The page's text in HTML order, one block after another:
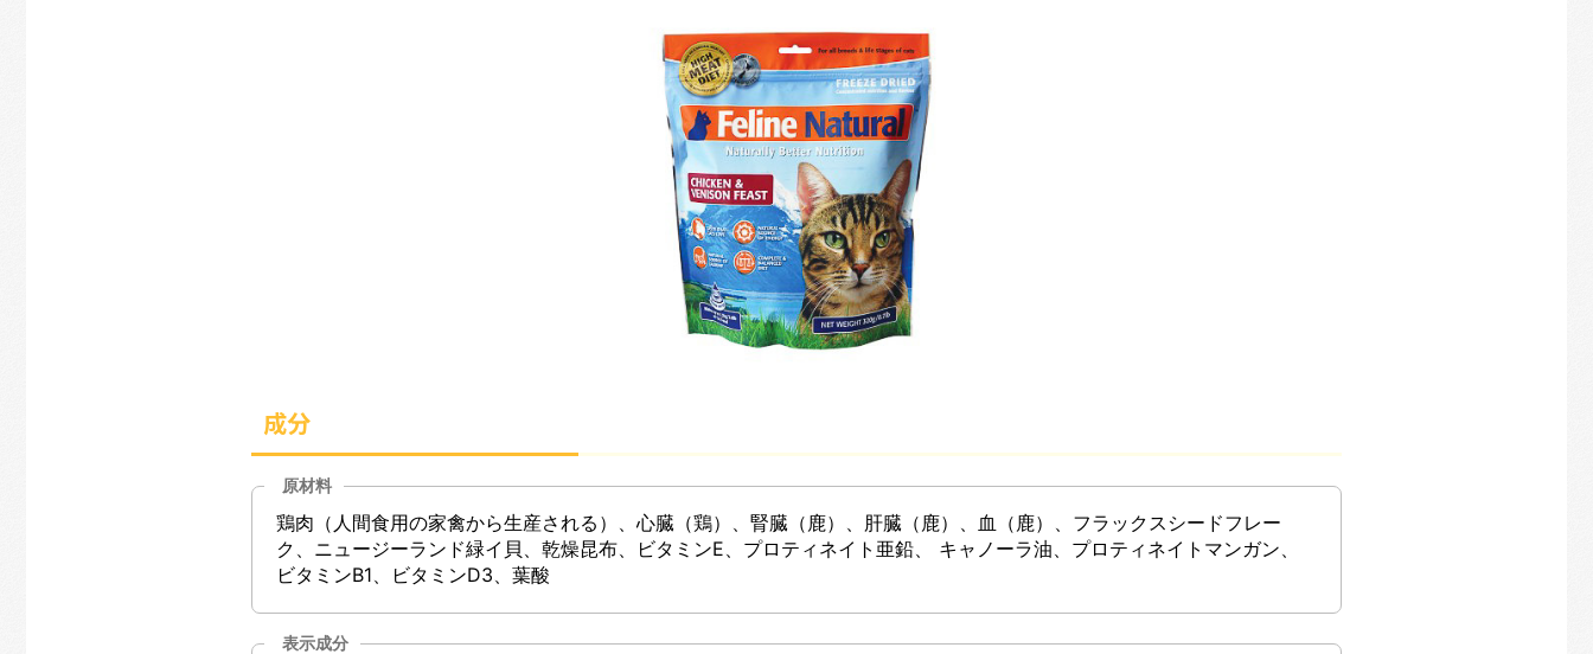
成分
原材料
鶏肉（人間食用の家禽から生産される）、心臓（鶏）、腎臓（鹿）、肝臓（鹿）、血（鹿）、フラックスシードフレー
ク、ニュージーランド緑イ貝、乾燥昆布、ビタミンE、プロティネイト亜鉛、 キャノーラ油、プロティネイトマンガン、
ビタミンB1、ビタミンD3、葉酸
表示成分